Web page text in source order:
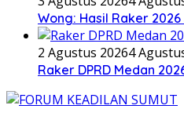
Wong: Hasil Raker
2 Agustus 20264
Raker DPRD Medan